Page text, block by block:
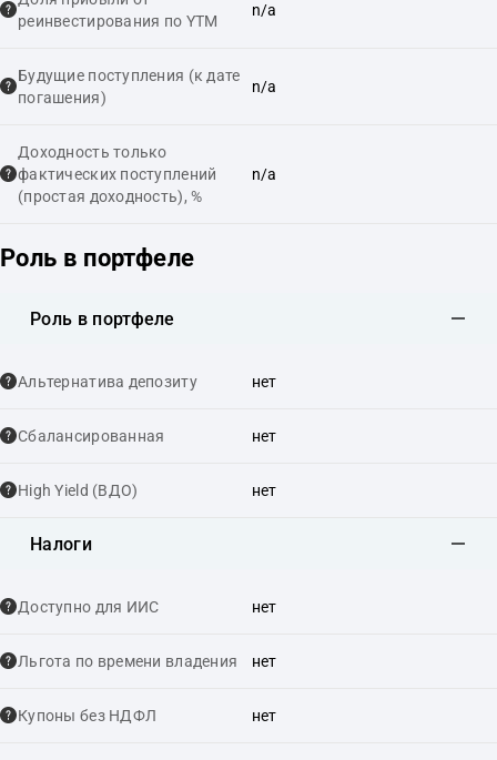
реинвестирования по YTM
n/a
Будущие поступления (к дате
погашения)
n/a
Доходность только
фактических поступлений
(простая доходность), %
n/a
Роль в портфеле
Роль в портфеле
Альтернатива депозиту нет
Сбалансированная нет
High Yield (ВДО) нет
Налоги
Доступно для ИИС нет
Льгота по времени владения нет
Купоны без НДФЛ нет